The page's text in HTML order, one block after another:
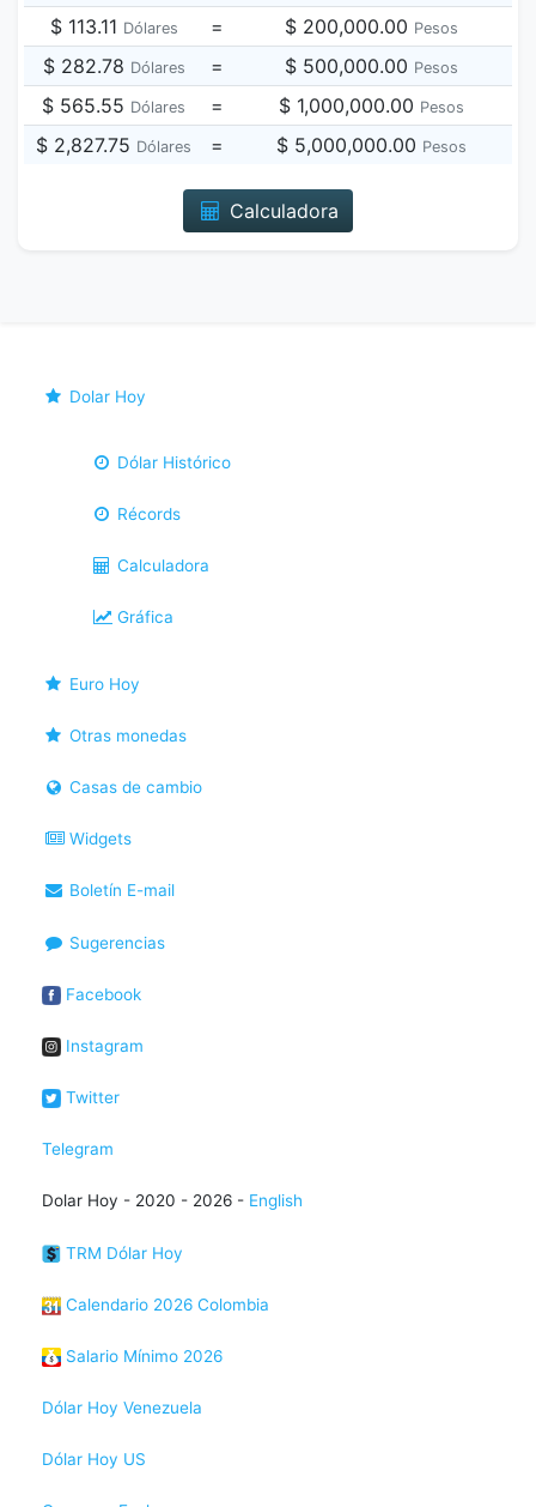
$ 113.11 Dólares = $ 200,000.00 Pesos
$ 282.78 Dólares = $ 500,000.00 Pesos
$ 565.55 Dólares = $ 1,000,000.00 Pesos
$ 2,827.75 Dólares = $ 5,000,000.00 Pesos
Calculadora
Dolar Hoy
Dólar Histórico
Récords
Calculadora
Gráfica
Euro Hoy
Otras monedas
Casas de cambio
Widgets
Boletín E-mail
Sugerencias
Facebook
Instagram
Twitter
Telegram
Dolar Hoy - 2020 - 2026 - English
TRM Dólar Hoy
Calendario 2026 Colombia
Salario Mínimo 2026
Dólar Hoy Venezuela
Dólar Hoy US